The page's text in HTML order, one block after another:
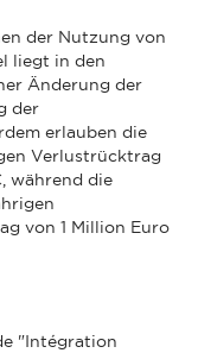
der Nutzung von
liegt in den
Änderung der
der
erlauben die
Verlustrücktrag
während die
von 1 Million Euro
"Intégration